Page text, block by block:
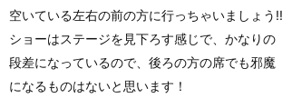
空いている左右の前の方に行っちゃいましょう!!
ショーはステージを見下ろす感じで、かなりの
段差になっているので、後ろの方の席でも邪魔
になるものはないと思います！